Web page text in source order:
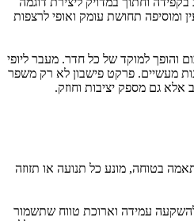
תחושת עומק ואופי לרצפות
והופך למוקד של כל חדר. מעבר ליופי
מעשיים. פרקט פישבון לא רק משפר
גם מספק יציבות וחוזק.
בטוחה, מונע כל תנועה או תזוזה
עמידה וארוכת טווח שתשמור